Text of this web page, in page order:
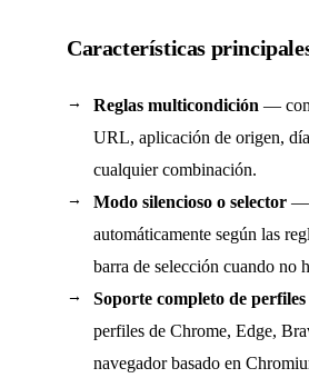
Características
Reglas multicondición —
URL, aplicación de origen,
cualquier combinación.
Modo silencioso o selector —
automáticamente según las
barra de selección cuando no
Soporte completo de perfiles
perfiles de Chrome, Edge,
navegador basado en